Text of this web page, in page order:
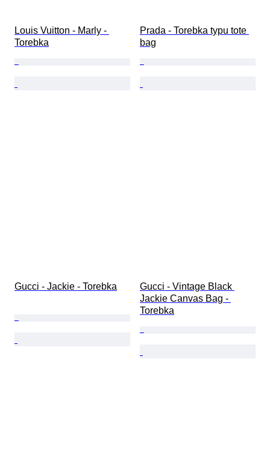
Louis Vuitton - Marly -
Torebka
Prada - Torebka typu tote
bag
Gucci - Jackie - Torebka
Gucci - Vintage Black
Jackie Canvas Bag -
Torebka